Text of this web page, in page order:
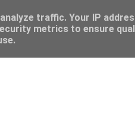
traffic. Your IP
metrics to ensure